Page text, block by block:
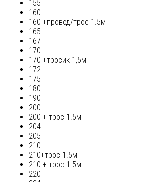
155
160
160 +провод/трос 1.5м
165
167
170
170 +тросик 1,5м
172
175
180
190
200
200 + трос 1.5м
204
205
210
210+трос 1.5м
210 + трос 1.5м
220